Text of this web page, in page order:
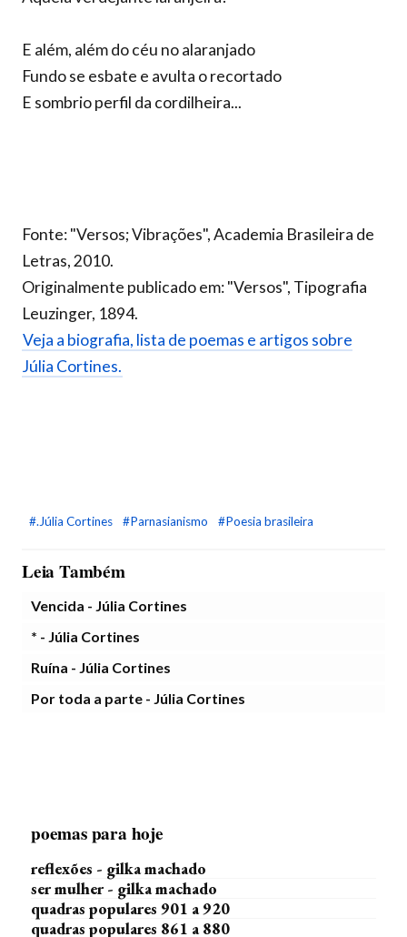
E além, além do céu no alaranjado
Fundo se esbate e avulta o recortado
E sombrio perfil da cordilheira...
Fonte: "Versos; Vibrações", Academia Brasileira de
Letras, 2010.
Originalmente publicado em: "Versos", Tipografia
Leuzinger, 1894.
Veja a biografia, lista de poemas e artigos sobre
Júlia Cortines.
#.Júlia Cortines #Parnasianismo #Poesia brasileira
Leia Também
Vencida - Júlia Cortines
* - Júlia Cortines
Ruína - Júlia Cortines
Por toda a parte - Júlia Cortines
poemas para hoje
reflexões - gilka machado
ser mulher - gilka machado
quadras populares 901 a 920
quadras populares 861 a 880